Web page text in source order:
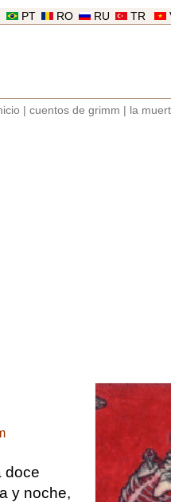
TR
RU
RO
PT
cuentos de grimm la
doce
y noche,